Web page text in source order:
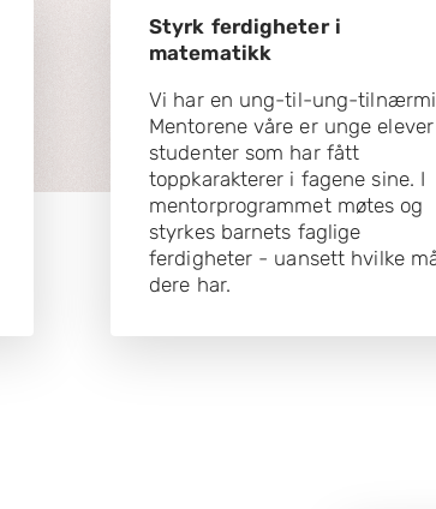
Styrk ferdigheter i
matematikk
Vi har en ung-til-ung-
Mentorene våre er unge
studenter som har fått
toppkarakterer i fagene sine. I
mentorprogrammet møtes og
styrkes barnets faglige
ferdigheter - uansett hvilke
dere har.